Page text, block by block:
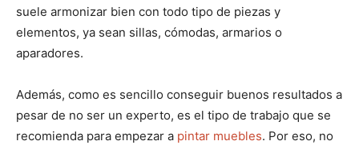
suele armonizar bien con todo tipo de piezas y
elementos, ya sean sillas, cómodas, armarios o
aparadores.
Además, como es sencillo conseguir buenos resultados a
pesar de no ser un experto, es el tipo de trabajo que se
recomienda para empezar a pintar muebles. Por eso, no